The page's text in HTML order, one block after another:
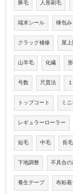
豚毛 人形刷毛
端末シール 棟包み
クラック補修 屋
山羊毛 化繊
号数 尺貫法
トップコート ミ
レギュラーローラー
短毛 中毛 長毛
下地調整 不具合
養生テープ 布粘